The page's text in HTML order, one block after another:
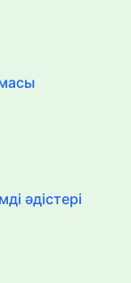
әдістері